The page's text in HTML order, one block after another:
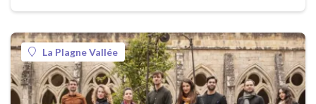
La Plagne Vallée